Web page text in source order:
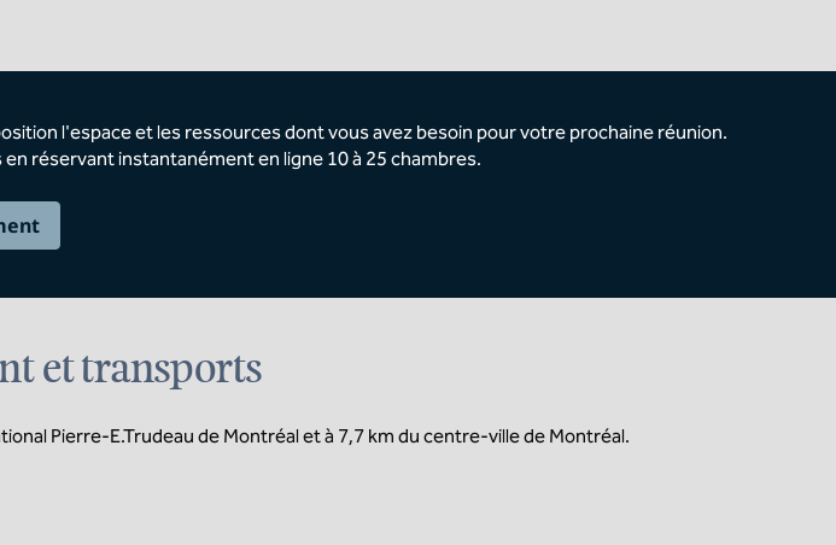
l'espace et les ressources dont vous avez besoin pour votre prochaine réunion.
réservant instantanément en ligne 10 à 25 chambres.
et transports
Pierre-E.Trudeau de Montréal et à 7,7 km du centre-ville de Montréal.